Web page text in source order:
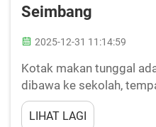
Seimbang
2025-12-31 11:14:59
Kotak makan tunggal
dibawa ke sekolah,
Bentuknya datang dalam
tetapi bentuk 8
LIHAT LAGI